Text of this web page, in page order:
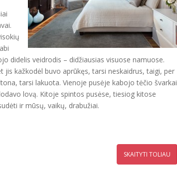
didelis veidrodis – didžiausias visuose namuose.
kažkodėl buvo aprūkęs, tarsi neskaidrus, taigi, per
tarsi lakuota. Vienoje pusėje kabojo tėčio švarkai
lovą. Kitoje spintos pusėse, tiesiog kitose
ir mūsų, vaikų, drabužiai.
SKAITYTI TOLIAU